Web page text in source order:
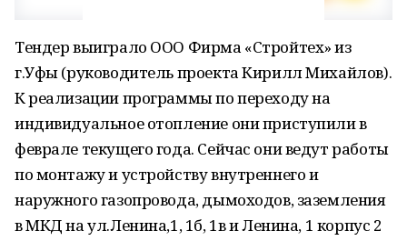
Тендер выиграло ООО Фирма «Стройтех» из
г.Уфы (руководитель проекта Кирилл Михайлов).
К реализации программы по переходу на
индивидуальное отопление они приступили в
феврале текущего года. Сейчас они ведут работы
по монтажу и устройству внутреннего и
наружного газопровода, дымоходов, заземления
в МКД на ул.Ленина,1, 1б, 1в и Ленина, 1 корпус 2